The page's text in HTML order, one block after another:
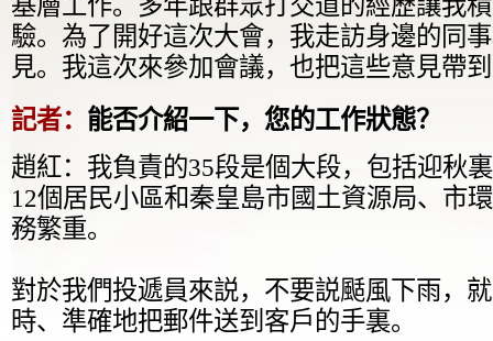
驗。為了開好這次大會，我走訪身邊的同
見。我這次來參加會議，也把這些意見帶
記者： 能否介紹一下，您的工作狀態？
趙紅：我負責的35段是個大段，包括迎秋
12個居民小區和秦皇島市國土資源局、市
務繁重。
對於我們投遞員來説，不要説颳風下雨，
時、準確地把郵件送到客戶的手裏。